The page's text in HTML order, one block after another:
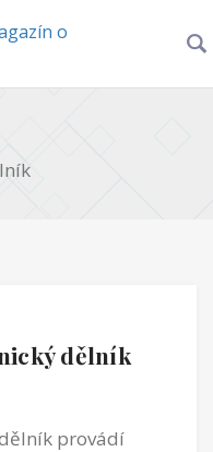
o
dělník
provádí